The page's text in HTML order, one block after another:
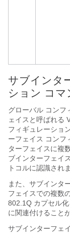
サブインタ
ション コマ
グローバル コンフ
ェイスと呼ばれる
フィギュレーショ
ーフェイス コンフ
ターフェイスに複
ブインターフェイ
トコルに認識され
また、サブインタ
フェイスでの複数
802.1Q カプセル
に関連付けること
サブインターフェ